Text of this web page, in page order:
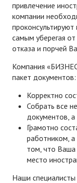
привлечение
компании
самым уберегая
отказа и порчей
Компания
пакет документов:
Корректно
Собрать все
документов,
Грамотно
работником, а
том, что Ваша
место
Наши